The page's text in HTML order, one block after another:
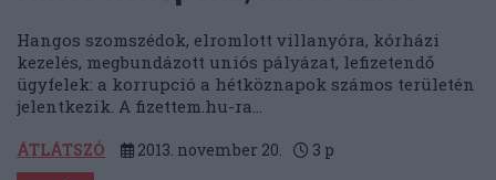
Hangos szomszédok, elromlott villanyóra, kórházi
kezelés, megbundázott uniós pályázat, lefizetendő
ügyfelek: a korrupció a hétköznapok számos területén
jelentkezik. A fizettem.hu-ra...
ÁTLÁTSZÓ 2013. november 20. 3 p